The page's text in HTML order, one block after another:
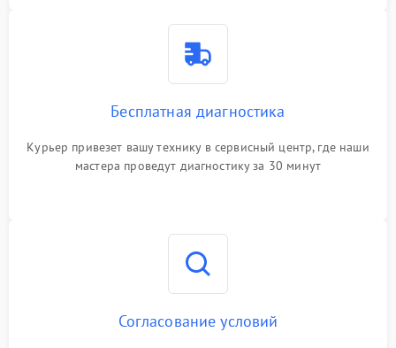
Бесплатная диагностика
Курьер привезет вашу технику в сервисный центр, где наши
мастера проведут диагностику за 30 минут
Согласование условий